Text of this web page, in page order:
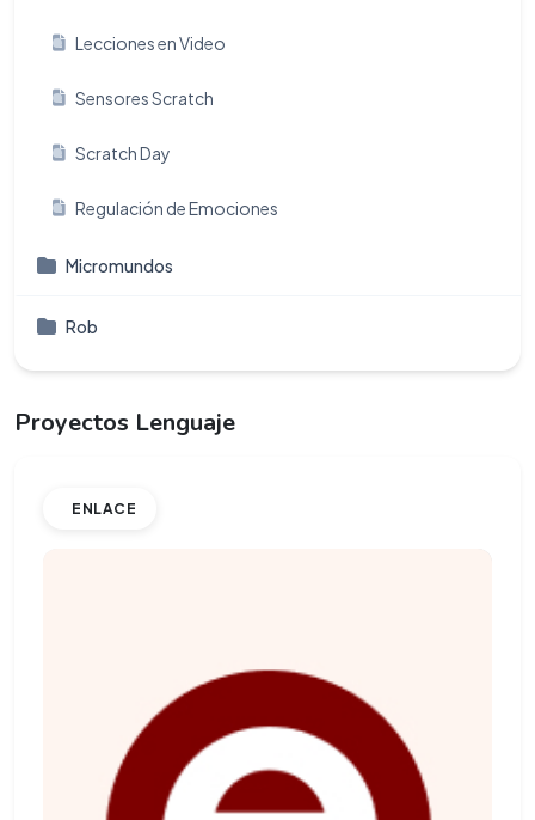
Lecciones en Video
Sensores Scratch
Scratch Day
Regulación de Emociones
Micromundos
Rob
Proyectos Lenguaje
ENLACE